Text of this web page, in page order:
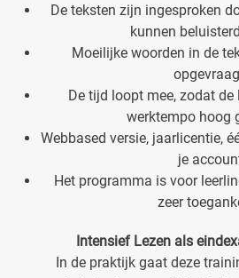
De teksten zijn ingesproken
kunnen
Moeilijke woorden in de
De tijd loopt mee, zodat
werktempo hoog
Webbased versie, jaarlicentie,
je
Het programma is voor
zeer
Intensief Lezen als
In de praktijk gaat deze